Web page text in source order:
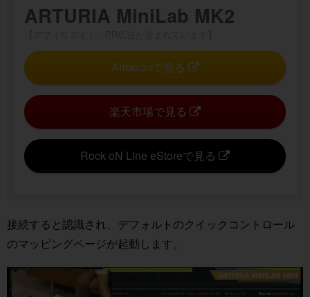
ARTURIA MiniLab MK2
Amazonで見る
楽天市場で見る
Rock oN Line eStoreで見る
接続すると認識され、デフォルトのクイックコントロール
のマッピングページが起動します。